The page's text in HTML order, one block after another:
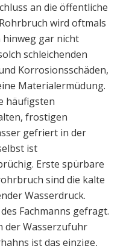
an die öffentliche
wird oftmals
gar nicht
schleichenden
Korrosionsschäden,
Materialermüdung.
häufigsten
frostigen
gefriert in der
ist
Erste spürbare
sind die kalte
Wasserdruck.
Fachmanns gefragt.
der Wasserzufuhr
ist das einzige,